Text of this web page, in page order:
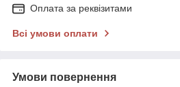
Оплата за реквізитами
Всі умови оплати
Умови повернення